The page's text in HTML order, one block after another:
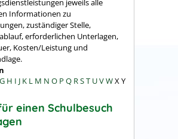
Informationen zu
zuständiger Stelle,
erforderlichen Unterlagen,
Kosten/Leistung und
G H I J K L M N O P Q RST UVWX Y
einen Schulbesuch